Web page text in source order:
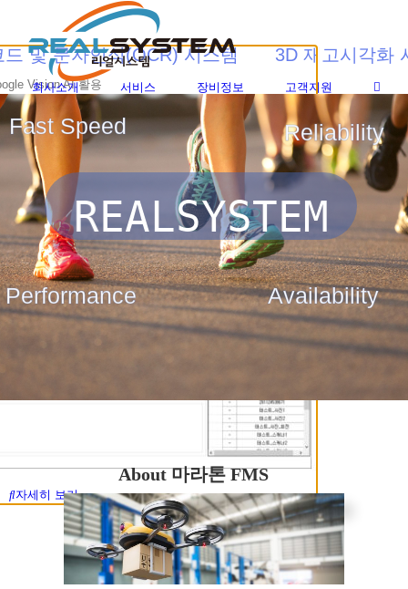
content검
색
...
회사소개 서비스 장비정보 고객지원
REALSYSTEM
About 마라톤 FMS
3D 재고시각화
1. 창고의 랙 구조를 3D로 시각화하여 설계합니다.
2. 편집기능으로 실제 창고 구조를 그대로 재현할 수 있습니
3. 특정 영역을 별도의 색상으로 구분하여 시각적으로 관리
4. 실시간 재고 현황을 3D로 확인할 수 있으며, 재고이동/상
5. 로케이션 수, 사용률, 미사용률, 가용율이 표시되어 창고
6. 사용자 편의성에 맞춰 3D 뷰, 평면 뷰를 제공합니다.
자세히 보기
및 문자인식(OCR) 시스템
Vision AI 활용
자세히 보기